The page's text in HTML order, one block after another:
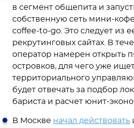
в сегмент общепита и
собственную сеть мини-
coffee-to-go. Это следует из
рекрутинговых сайтах. В
оператор намерен открыть
островков, для чего уже
территориального
будет отвечать за подбор
бариста и расчет юнит-
В Москве начал действовать